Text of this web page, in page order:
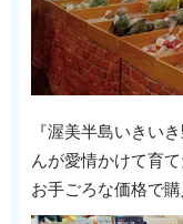
『渥美半島いきい
んが愛情かけて育
お手ごろな価格で